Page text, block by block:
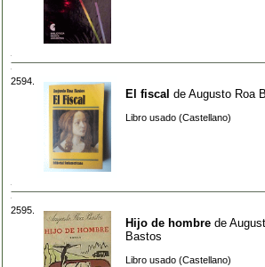
2594.
El fiscal de Augusto Roa
Libro usado (Castellano)
2595.
Hijo de hombre de
Bastos
Libro usado (Castellano)